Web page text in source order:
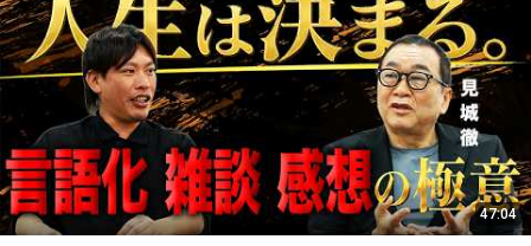
47:04